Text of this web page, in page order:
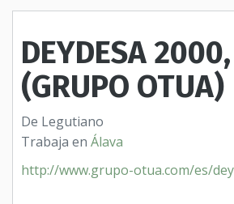
DEYDESA
(GRUPO OTUA)
De Legutiano
Trabaja en Álava
http://www.grupo-otua.com/es/